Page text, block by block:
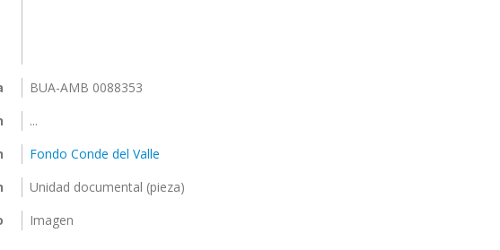
BUA-AMB 0088353
...
Fondo Conde del Valle
Unidad documental (pieza)
Imagen